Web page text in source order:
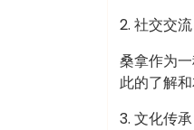
2. 社交交流
桑拿作为
此的了解
3. 文化传承